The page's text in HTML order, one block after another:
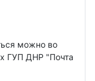
можно во
ГУП ДНР "Почта